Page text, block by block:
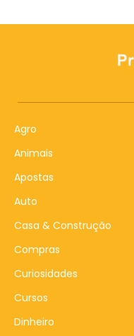
Agro
Animais
Apostas
Auto
Casa & Construção
Compras
Curiosidades
Cursos
Dinheiro